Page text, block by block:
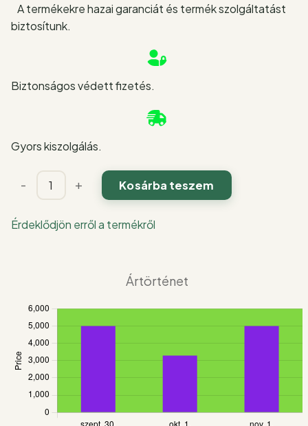
A termékekre hazai garanciát és termék szolgáltatást
biztosítunk.
Biztonságos védett fizetés.
Gyors kiszolgálás.
Fittprotein
mennyiség
- + Kosárba teszem
Érdeklődjön erről a termékről
Ártörténet